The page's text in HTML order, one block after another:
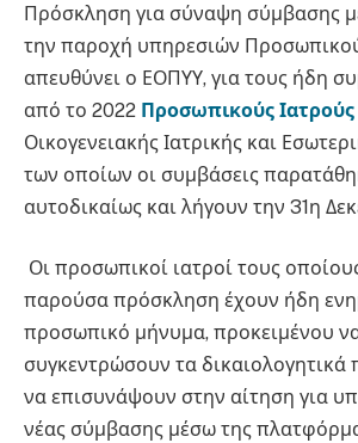
Πρόσκληση για σύναψη σύμβασης
την παροχή υπηρεσιών
απευθύνει ο ΕΟΠΥΥ, για τους ήδη
από το 2022 Προσωπικούς Ιατρούς
Οικογενειακής Ιατρικής και
των οποίων οι συμβάσεις
αυτοδικαίως και λήγουν την 31η
Οι προσωπικοί ιατροί τους
παρούσα πρόσκληση έχουν ήδη
προσωπικό μήνυμα, προκειμένου
συγκεντρώσουν τα δικαιολογητικά
να επισυνάψουν στην αίτηση για
νέας σύμβασης μέσω της